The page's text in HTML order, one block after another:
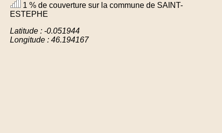
1 % de couverture sur la commune de SAINT-
ESTEPHE
Latitude : -0.051944
Longitude : 46.194167